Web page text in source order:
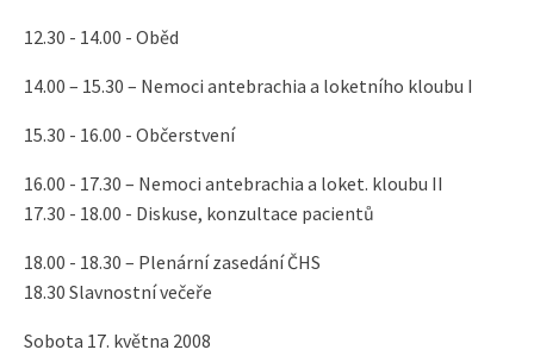
12.30 - 14.00 - Oběd
14.00 – 15.30 – Nemoci antebrachia a loketního kloubu I
15.30 - 16.00 - Občerstvení
16.00 - 17.30 – Nemoci antebrachia a loket. kloubu II
17.30 - 18.00 - Diskuse, konzultace pacientů
18.00 - 18.30 – Plenární zasedání ČHS
18.30 Slavnostní večeře
Sobota 17. května 2008